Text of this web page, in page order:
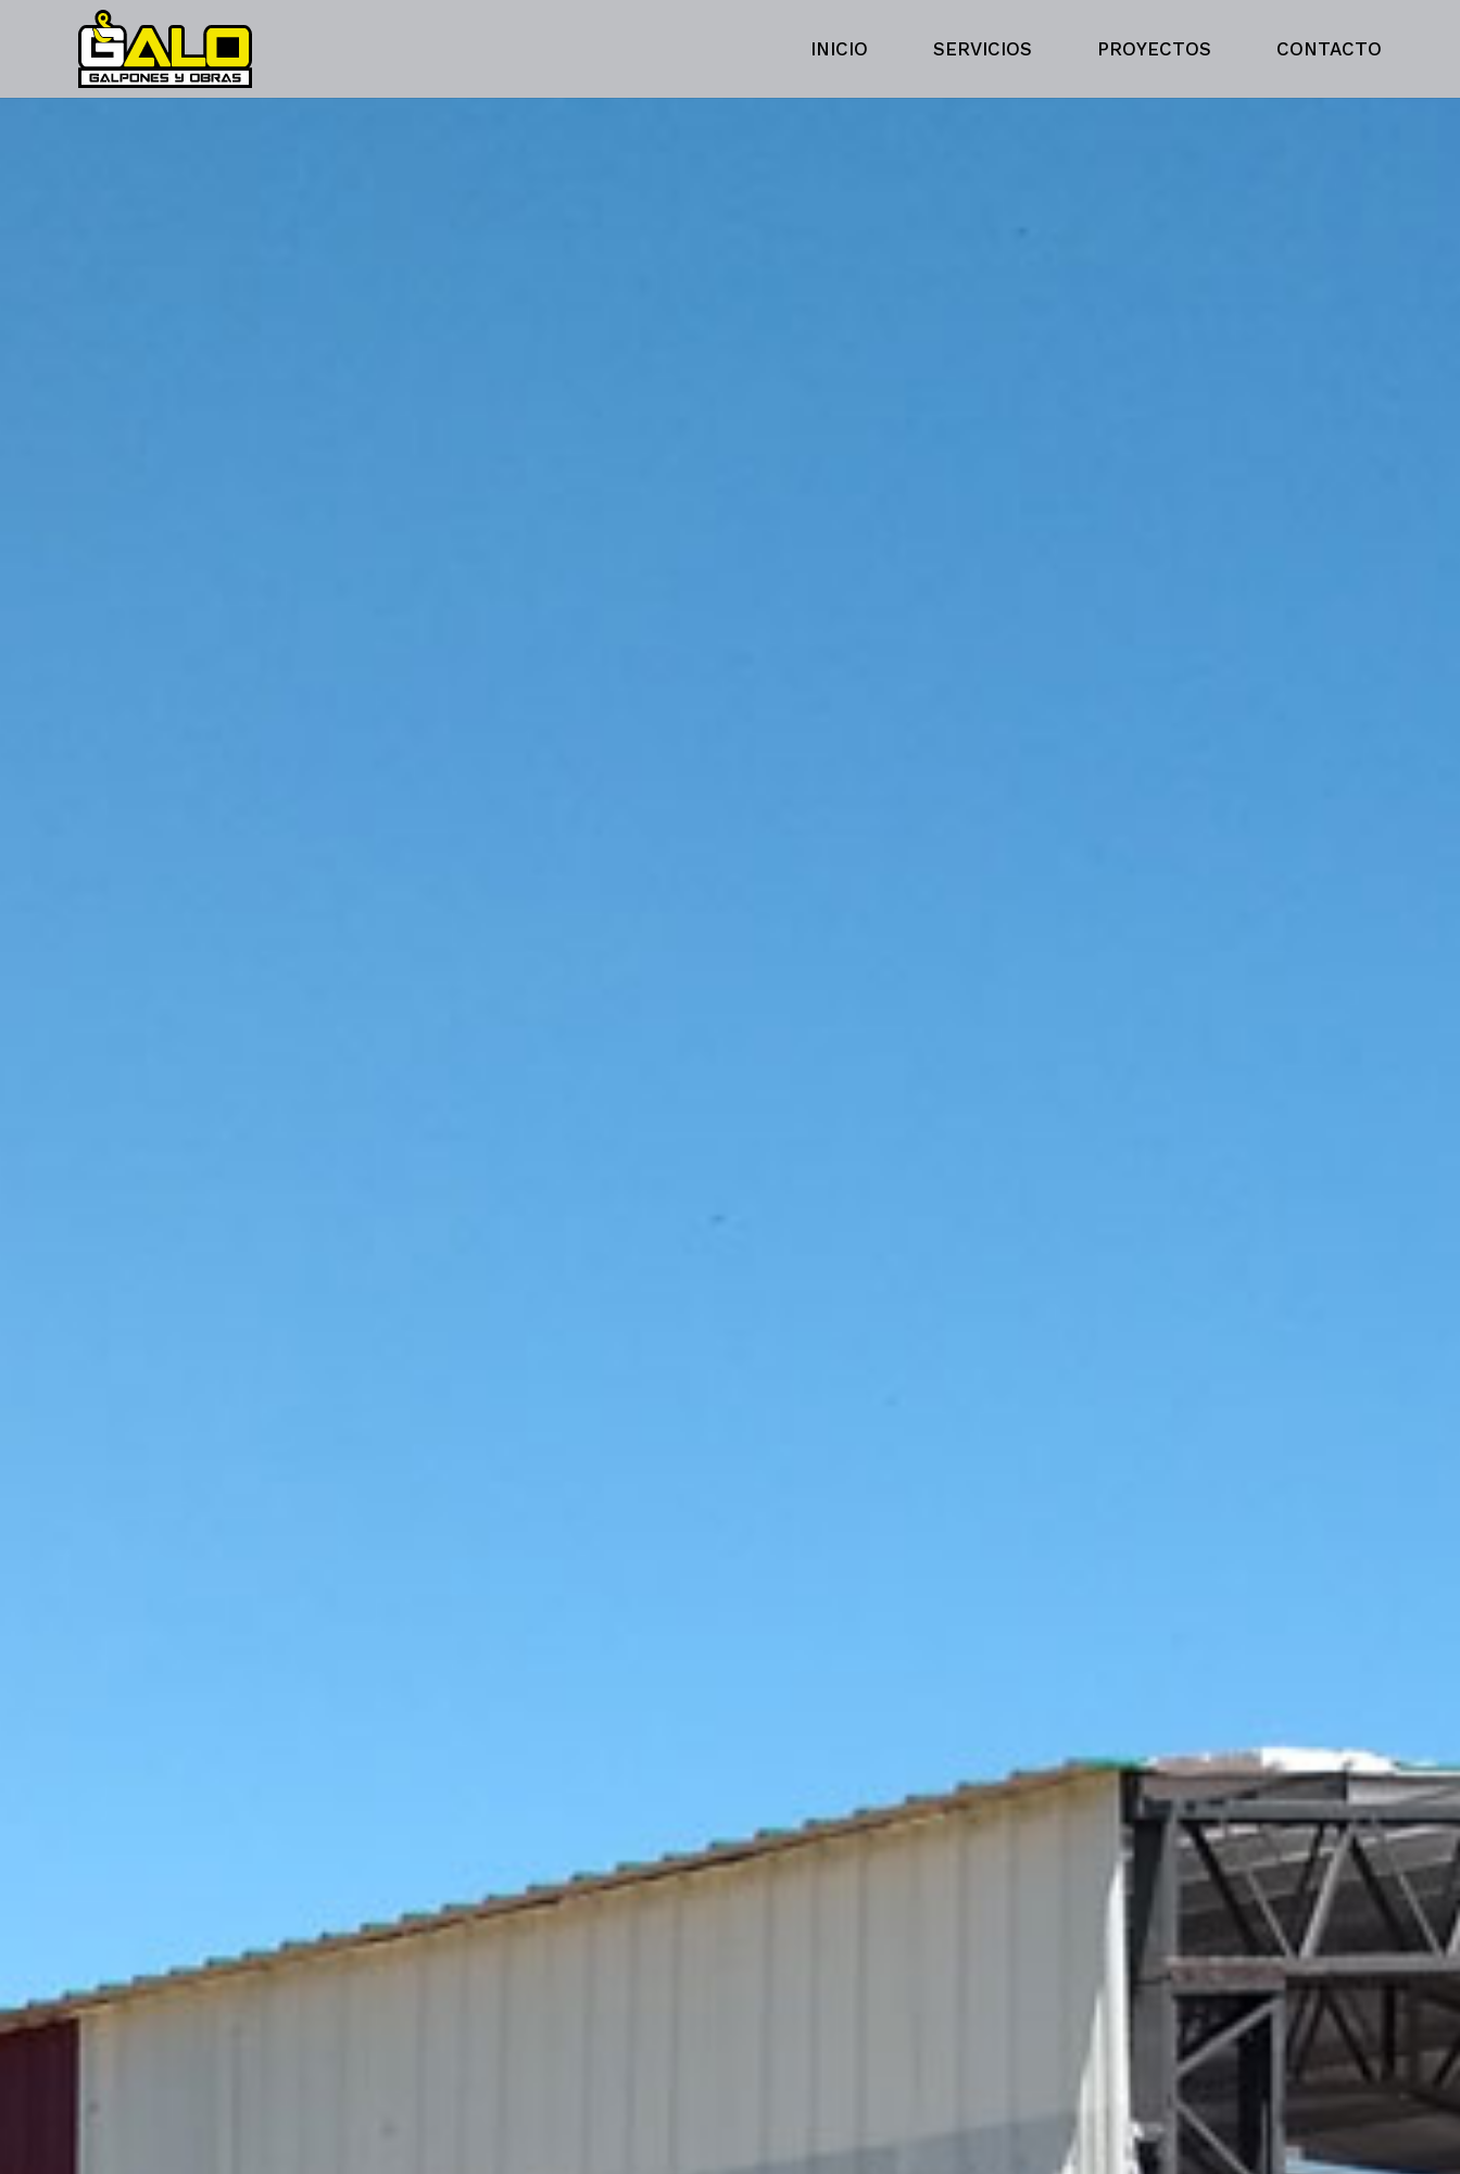
INICIO SERVICIOS PROYECTOS CONTACTO